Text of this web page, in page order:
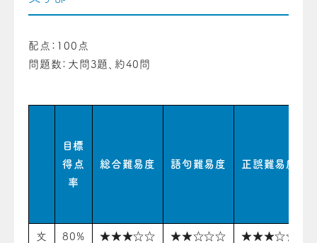
配点：100点
問題数：大問3題、約40問
目標
得点
率
総合難易度 語句難易度 正誤難易度
文 80% ★★★☆☆ ★★☆☆☆ ★★★☆☆